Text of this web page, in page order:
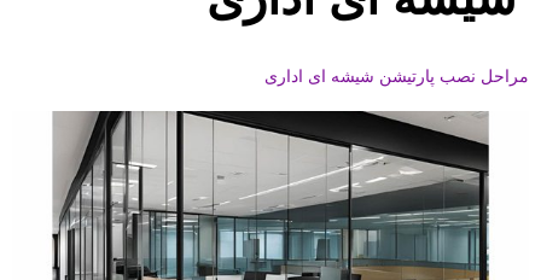
مراحل نصب پارتیشن شیشه ای اداری